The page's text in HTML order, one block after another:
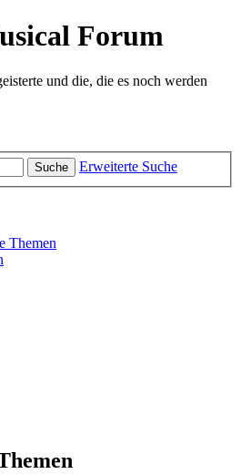
Forum
und die, die es noch werden
Suche Erweiterte Suche
Themen